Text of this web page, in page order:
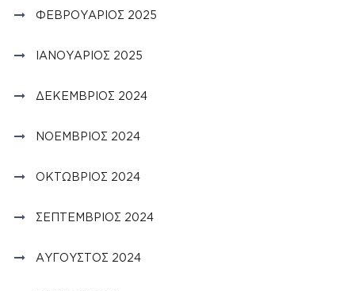
ΦΕΒΡΟΥΆΡΙΟΣ 2025
ΙΑΝΟΥΆΡΙΟΣ 2025
ΔΕΚΈΜΒΡΙΟΣ 2024
ΝΟΈΜΒΡΙΟΣ 2024
ΟΚΤΏΒΡΙΟΣ 2024
ΣΕΠΤΈΜΒΡΙΟΣ 2024
ΑΎΓΟΥΣΤΟΣ 2024